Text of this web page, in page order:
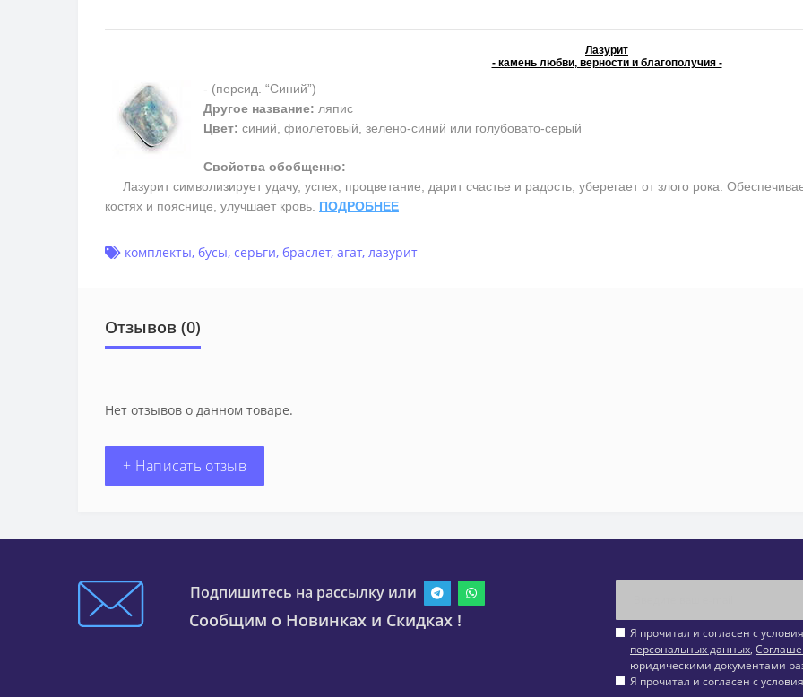
Лазурит
- камень любви, верности и благополучия -
- (персид. “Синий”)
Другое название: ляпис
Цвет: синий, фиолетовый, зелено-синий или голубовато-серый
Свойства обобщенно:
Лазурит символизирует удачу, успех, процветание, дарит счастье и радость, уберегает от злого рока.
костях и пояснице, улучшает кровь. ПОДРОБНЕЕ
комплекты, бусы, серьги, браслет, агат, лазурит
Отзывов (0)
Нет отзывов о данном товаре.
+ Написать отзыв
Подпишитесь на рассылку или
Сообщим о Новинках и Скидках !
Я прочитал и согласен с
персональных данных,
юридическими документами
Я прочитал и согласен с